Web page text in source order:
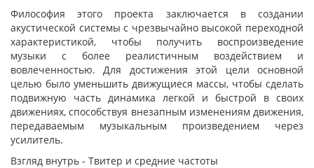
Философия этого проекта заключается в создании
акустической системы с чрезвычайно высокой переходной
характеристикой, чтобы получить воспроизведение
музыки с более реалистичным воздействием и
вовлеченностью. Для достижения этой цели основной
целью было уменьшить движущиеся массы, чтобы сделать
подвижную часть динамика легкой и быстрой в своих
движениях, способствуя внезапным изменениям движения,
передаваемым музыкальным произведением через
усилитель.
Взгляд внутрь - Твитер и средние частоты